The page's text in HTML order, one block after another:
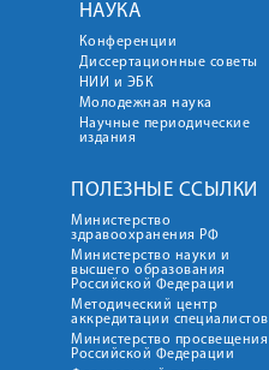
НАУКА
Конференции
Диссертационные советы
НИИ и ЭБК
Молодежная наука
Научные периодические
издания
ПОЛЕЗНЫЕ ССЫЛКИ
Министерство
здравоохранения РФ
Министерство науки и
высшего образования
Российской Федерации
Методический центр
аккредитации специалистов
Министерство просвещения
Российской Федерации